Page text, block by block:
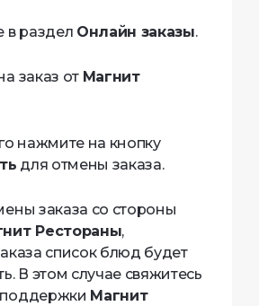
в раздел Онлайн заказы.
заказ от Магнит
нажмите на кнопку
для отмены заказа.
заказа со стороны
Рестораны,
список блюд будет
В этом случае свяжитесь
Магнит